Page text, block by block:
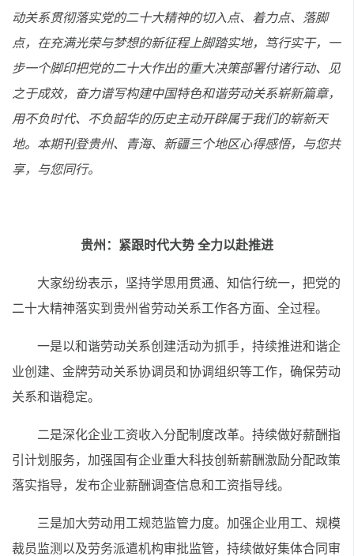
动关系贯彻落实党的二十大精神的切入点、着力点、落脚
点，在充满光荣与梦想的新征程上脚踏实地，笃行实干，一
步一个脚印把党的二十大作出的重大决策部署付诸行动、见
之于成效，奋力谱写构建中国特色和谐劳动关系崭新篇章，
用不负时代、不负韶华的历史主动开辟属于我们的崭新天
地。本期刊登贵州、青海、新疆三个地区心得感悟，与您共
享，与您同行。
贵州：紧跟时代大势 全力以赴推进
大家纷纷表示，坚持学思用贯通、知信行统一，把党的
二十大精神落实到贵州省劳动关系工作各方面、全过程。
一是以和谐劳动关系创建活动为抓手，持续推进和谐企
业创建、金牌劳动关系协调员和协调组织等工作，确保劳动
关系和谐稳定。
二是深化企业工资收入分配制度改革。持续做好薪酬指
引计划服务，加强国有企业重大科技创新薪酬激励分配政策
落实指导，发布企业薪酬调查信息和工资指导线。
三是加大劳动用工规范监管力度。加强企业用工、规模
裁员监测以及劳务派遣机构审批监管，持续做好集体合同审